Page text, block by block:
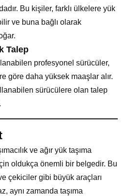
Bu kişiler, farklı ülkelere yük
ve buna bağlı olarak
Talep
profesyonel sürücüler,
göre daha yüksek maaşlar alır.
sürücülere olan talep
ve ağır yük taşıma
oldukça önemli bir belgedir. Bu
çekiciler gibi büyük araçları
aynı zamanda taşıma